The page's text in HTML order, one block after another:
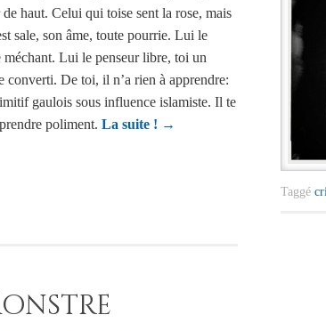
de haut. Celui qui toise sent la rose, mais
sale, son âme, toute pourrie. Lui le
méchant. Lui le penseur libre, toi un
converti. De toi, il n’a rien à apprendre:
gaulois sous influence islamiste. Il te
poliment. La suite ! →
Taggé